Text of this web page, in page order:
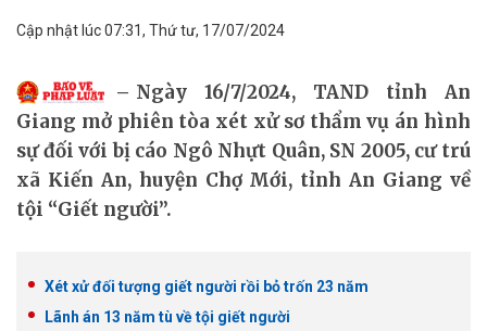
Cập nhật lúc 07:31, Thứ tư, 17/07/2024
Ngày 16/7/2024, TAND tỉnh An
Giang mở phiên tòa xét xử sơ thẩm vụ án hình
sự đối với bị cáo Ngô Nhựt Quân, SN 2005, cư trú
xã Kiến An, huyện Chợ Mới, tỉnh An Giang về
tội “Giết người”.
Xét xử đối tượng giết người rồi bỏ trốn 23 năm
Lãnh án 13 năm tù về tội giết người